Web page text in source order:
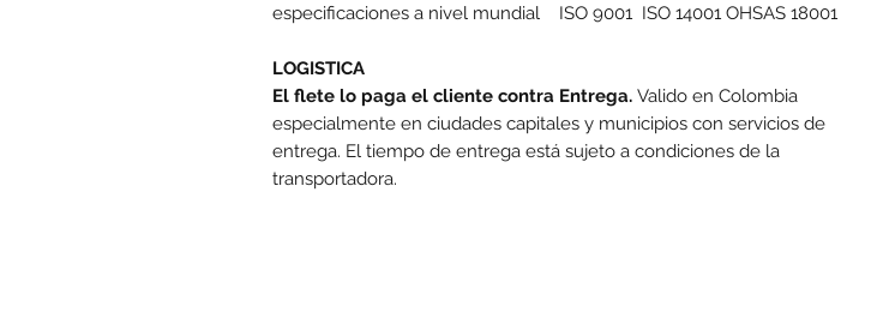
especificaciones a nivel mundial ISO 9001 ISO 14001 OHSAS 18001
LOGISTICA
El flete lo paga el cliente contra Entrega. Valido en Colombia
especialmente en ciudades capitales y municipios con servicios de
entrega. El tiempo de entrega está sujeto a condiciones de la
transportadora.